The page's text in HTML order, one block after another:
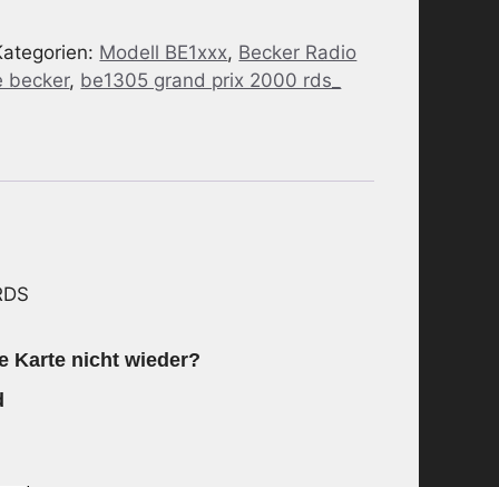
Modell BE1xxx, Becker Radio
becker, be1305 grand prix 2000 rds_
Karte nicht wieder?